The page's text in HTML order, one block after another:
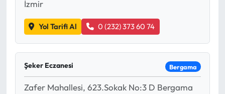
İzmir
Yol Tarifi Al 0 (232) 373 60 74
Şeker Eczanesi Bergama
Zafer Mahallesi, 623.Sokak No:3 D Bergama